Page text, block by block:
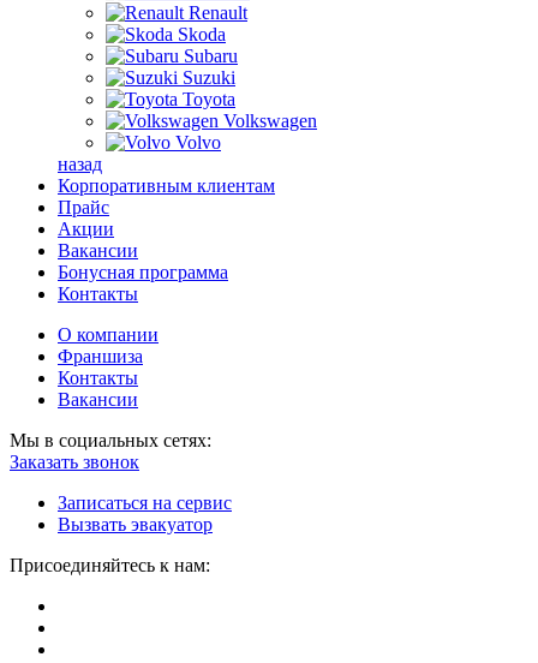
Renault
Skoda
Subaru
Suzuki
Toyota
Volkswagen
Volvo
назад
Корпоративным клиентам
Прайс
Акции
Вакансии
Бонусная программа
Контакты
О компании
Франшиза
Контакты
Вакансии
Мы в социальных сетях:
Заказать звонок
Записаться на сервис
Вызвать эвакуатор
Присоединяйтесь к нам: